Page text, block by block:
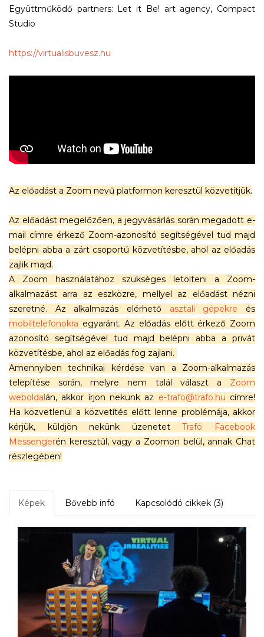
Együttműködő partners: Let it Be! art agency, Compact
Studio
https://virtualisbuvesz.hu
Az előadást a Zoom nevű platformon keresztül közvetítjük.
Az előadást megelőzően, a jegyvásárlás során megadott e-
mail címre érkező Zoom-azonosító segítségével tud majd
belépni abba a zárt csoportú közvetítésbe, ahol az előadás
zajlik majd.
A Zoom használatához szükséges letölteni a Zoom-
alkalmazást arra az eszközre, mellyel az előadást nézni
szeretné. Az alkalmazás elérhető asztali gépekre és
mobiltelefonokra egyaránt. Az előadás előtt érkező Zoom
azonosító segítségével tud majd belépni abba a privát
közvetítésbe, ahol az előadás fog zajlani.
Amennyiben technikai kérdése van a Zoom-alkalmazás
telepítése során, melyre nem talál választ a Zoom
weboldalán, akkor írjon nekünk az e-trafo@trafo.hu címre!
Ha közvetlenül a közvetítés előtt lenne problémája, akkor
kérjük, küldjön nekünk üzenetetTrafó Facebook
Messengerén keresztül, vagy a Zoomon belül, annak Chat
részlegében!
Képek Bővebb infó Kapcsolódó cikkek (3)